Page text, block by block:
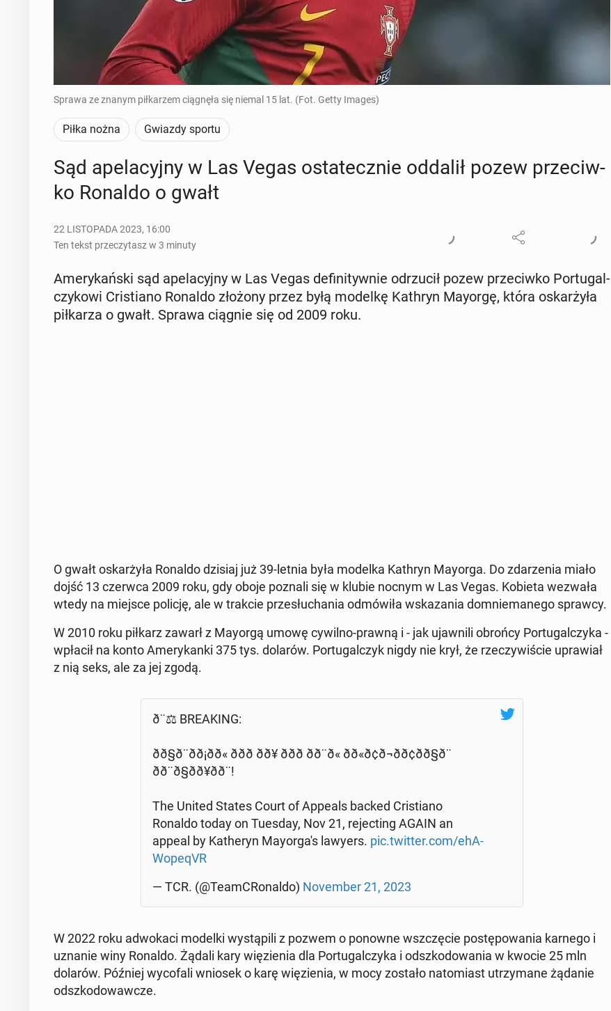
Sprawa ze znanym piłkarzem ciągnęła się niemal 15 lat. (Fot. Getty Images)
Piłka nożna Gwiazdy sportu
Sąd ape­la­cyj­ny w Las Vegas osta­tecz­nie oddalił pozew prze­ciw­
ko Ronaldo o gwałt
22 LISTOPADA 2023, 16:00
Ten tekst przeczytasz w 3 minuty
Ame­ry­kań­ski sąd ape­la­cyj­ny w Las Vegas de­fi­ni­tyw­nie od­rzu­cił pozew prze­ciw­ko Por­tu­gal­
czy­ko­wi Cri­stia­no Ronaldo złożony przez byłą modelkę Kathryn Mayorgę, która oskar­ży­ła
pił­ka­rza o gwałt. Sprawa ciągnie się od 2009 roku.
O gwałt oskar­ży­ła Ronaldo dzisiaj już 39-letnia była modelka Kathryn Mayorga. Do zda­rze­nia miało
dojść 13 czerwca 2009 roku, gdy oboje poznali się w klubie nocnym w Las Vegas. Kobieta wezwała
wtedy na miejsce policję, ale w trakcie prze­słu­cha­nia od­mó­wi­ła wska­za­nia do­mnie­ma­ne­go sprawcy.
W 2010 roku piłkarz zawarł z Mayorgą umowę cywilno-prawną i - jak ujaw­ni­li obrońcy Por­tu­gal­czy­ka -
wpłacił na konto Ame­ry­kan­ki 375 tys. dolarów. Por­tu­gal­czyk nigdy nie krył, że rze­czy­wi­ście upra­wiał
z nią seks, ale za jej zgodą.
ð¨⚖ BRE­AKING:
ðð§ð¨ð­ð¡ðð« ððð ðð¥ ððð ðð¨ð« ðð«ð¢ð¬ð­ð¢ðð§ð¨
ðð¨ð§ðð¥ðð¨!
The United States Court of Appeals backed Cri­stia­no
Ronaldo today on Tuesday, Nov 21, re­jec­ting AGAIN an
appeal by Ka­the­ryn May­or­ga­'s lawyers. pic.twitter.com/ehA­
Wo­pe­qVR
— TCR. (@Te­am­CRo­nal­do) No­vem­ber 21, 2023
W 2022 roku ad­wo­ka­ci modelki wy­stą­pi­li z pozwem o ponowne wsz­czę­cie po­stę­po­wa­nia karnego i
uznanie winy Ronaldo. Żądali kary wię­zie­nia dla Por­tu­gal­czy­ka i od­szko­do­wa­nia w kwocie 25 mln
dolarów. Później wy­co­fa­li wniosek o karę wię­zie­nia, w mocy zostało na­to­miast utrzy­ma­ne żądanie
od­szko­do­waw­cze.